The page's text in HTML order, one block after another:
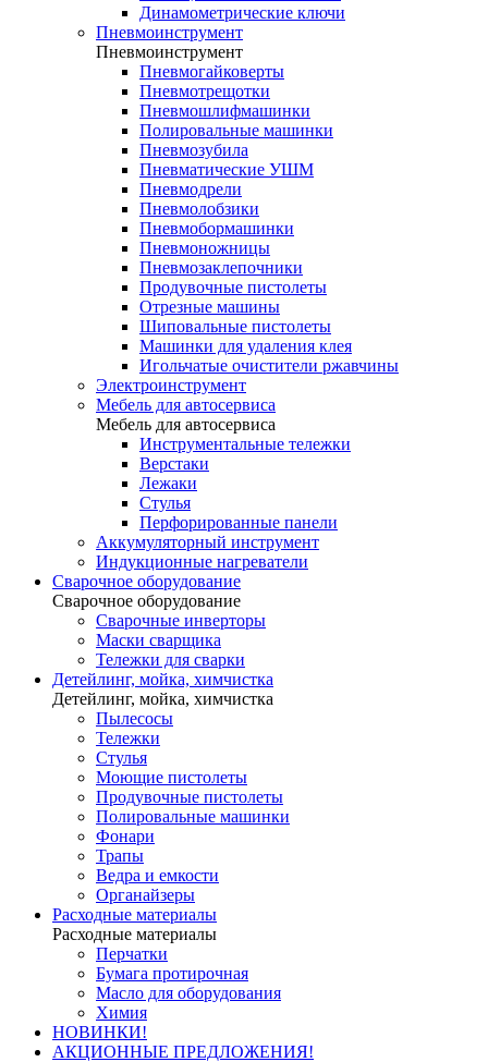
Динамометрические ключи
Пневмоинструмент
Пневмоинструмент
Пневмогайковерты
Пневмотрещотки
Пневмошлифмашинки
Полировальные машинки
Пневмозубила
Пневматические УШМ
Пневмодрели
Пневмолобзики
Пневмобормашинки
Пневмоножницы
Пневмозаклепочники
Продувочные пистолеты
Отрезные машины
Шиповальные пистолеты
Машинки для удаления клея
Игольчатые очистители ржавчины
Электроинструмент
Мебель для автосервиса
Мебель для автосервиса
Инструментальные тележки
Верстаки
Лежаки
Стулья
Перфорированные панели
Аккумуляторный инструмент
Индукционные нагреватели
Сварочное оборудование
Сварочное оборудование
Сварочные инверторы
Маски сварщика
Тележки для сварки
Детейлинг, мойка, химчистка
Детейлинг, мойка, химчистка
Пылесосы
Тележки
Стулья
Моющие пистолеты
Продувочные пистолеты
Полировальные машинки
Фонари
Трапы
Ведра и емкости
Органайзеры
Расходные материалы
Расходные материалы
Перчатки
Бумага протирочная
Масло для оборудования
Химия
НОВИНКИ!
АКЦИОННЫЕ ПРЕДЛОЖЕНИЯ!